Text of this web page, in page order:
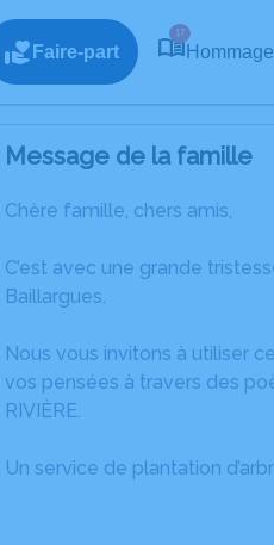
Faire-part
17
Message de la famille
Chère famille, chers amis,
C’est avec une grande
Baillargues.
Nous vous invitons à utiliser
vos pensées à travers des
RIVIÈRE.
Un service de plantation